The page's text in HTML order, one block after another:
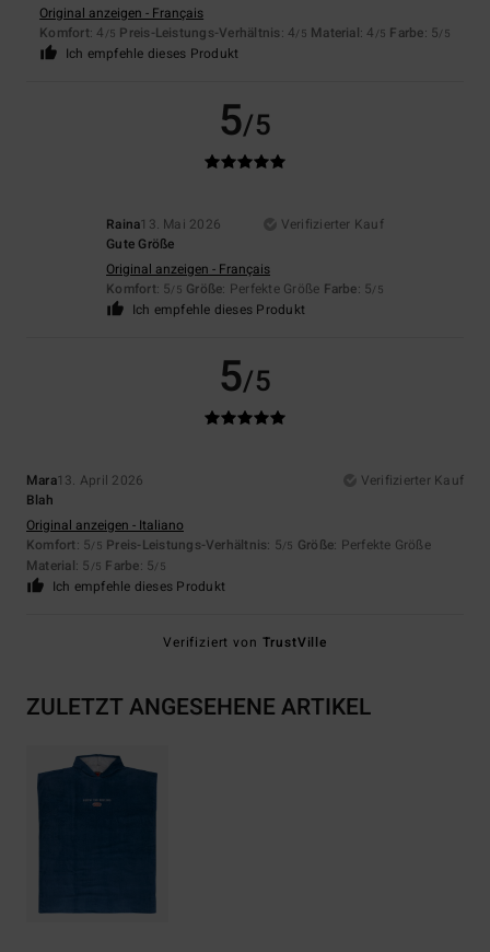
Original anzeigen - Français
Komfort: 4 /5 Preis-Leistungs-Verhältnis: 4/5 Material: 4 /5 Farbe: 5/5
Ich empfehle dieses Produkt
5/5
Raina13. Mai 2026
Verifizierter Kauf
Gute Größe
Original anzeigen - Français
Komfort: 5/5 Größe: Perfekte Größe Farbe: 5/5
Ich empfehle dieses Produkt
5/5
Mara13. April 2026
Verifizierter Kauf
Blah
Original anzeigen - Italiano
Komfort: 5/5 Preis-Leistungs-Verhältnis: 5/5 Größe: Perfekte Größe
Material: 5 /5 Farbe: 5/5
Ich empfehle dieses Produkt
Verifiziert von TrustVille
ZULETZT ANGESEHENE ARTIKEL